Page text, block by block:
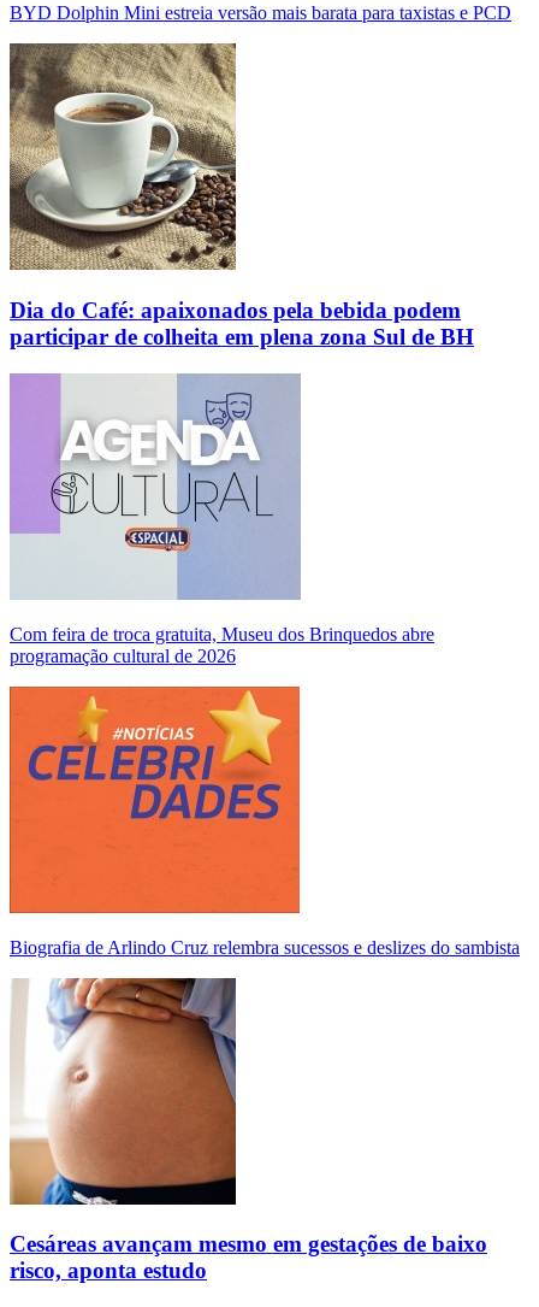
BYD Dolphin Mini estreia versão mais barata para taxistas e PCD
Dia do Café: apaixonados pela bebida podem
participar de colheita em plena zona Sul de BH
Com feira de troca gratuita, Museu dos Brinquedos abre
programação cultural de 2026
Biografia de Arlindo Cruz relembra sucessos e deslizes do sambista
Cesáreas avançam mesmo em gestações de baixo
risco, aponta estudo